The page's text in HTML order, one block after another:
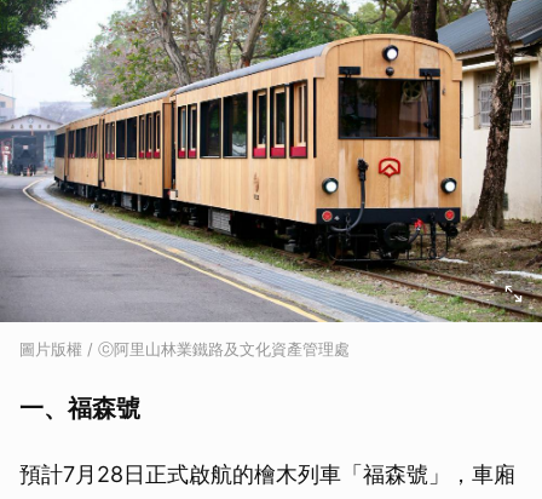
圖片版權 / ⓒ阿里山林業鐵路及文化資產管理處
一、福森號
預計7月28日正式啟航的檜木列車「福森號」，車廂